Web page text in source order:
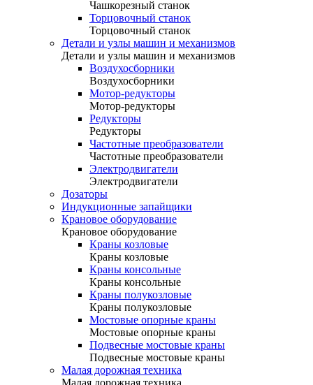
Чашкорезный станок
Торцовочный станок
Торцовочный станок
Детали и узлы машин и механизмов
Детали и узлы машин и механизмов
Воздухосборники
Воздухосборники
Мотор-редукторы
Мотор-редукторы
Редукторы
Редукторы
Частотные преобразователи
Частотные преобразователи
Электродвигатели
Электродвигатели
Дозаторы
Индукционные запайщики
Крановое оборудование
Крановое оборудование
Краны козловые
Краны козловые
Краны консольные
Краны консольные
Краны полукозловые
Краны полукозловые
Мостовые опорные краны
Мостовые опорные краны
Подвесные мостовые краны
Подвесные мостовые краны
Малая дорожная техника
Малая дорожная техника